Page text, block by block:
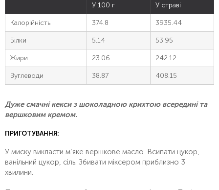
У 100 г У страві
Калорійність 374.8 3935.44
Білки 5.14 53.95
Жири 23.06 242.12
Вуглеводи 38.87 408.15
Дуже смачні кекси з шоколадною крихтою всередині та
вершковим кремом.
ПРИГОТУВАННЯ:
У миску викласти м’яке вершкове масло. Всипати цукор,
ванільний цукор, сіль. Збивати міксером приблизно 3
хвилини.